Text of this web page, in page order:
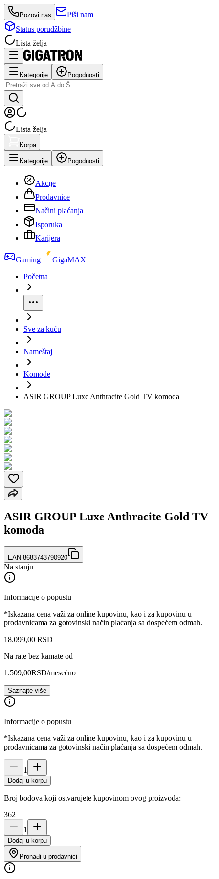
Pozovi nas
Piši nam
Status porudžbine
Lista želja
Kategorije Pogodnosti
Lista želja
Korpa
Kategorije Pogodnosti
Akcije
Prodavnice
Načini plaćanja
Isporuka
Karijera
Gaming
GigaMAX
Početna
Sve za kuću
Nameštaj
Komode
ASIR GROUP Luxe Anthracite Gold TV komoda
ASIR GROUP Luxe Anthracite Gold TV
komoda
EAN:8683743790920
Na stanju
Informacije o popustu
*Iskazana cena važi za online kupovinu, kao i za kupovinu u
prodavnicama za gotovinski način plaćanja sa dospećem odmah.
18.099,00 RSD
Na rate bez kamate od
1.509,00RSD/mesečno
Saznajte više
Informacije o popustu
*Iskazana cena važi za online kupovinu, kao i za kupovinu u
prodavnicama za gotovinski način plaćanja sa dospećem odmah.
1
Dodaj u korpu
Broj bodova koji ostvarujete kupovinom ovog proizvoda:
362
1
Dodaj u korpu
Pronađi u prodavnici